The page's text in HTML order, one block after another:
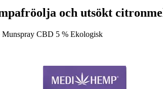
och utsökt
CBD 5 % Ekologisk